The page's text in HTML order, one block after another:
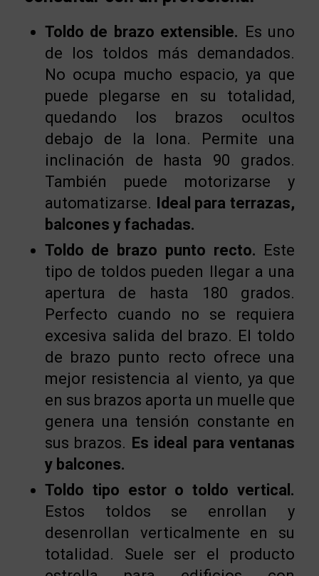
Toldo de brazo extensible. Es uno
de los toldos más demandados.
No ocupa mucho espacio, ya que
puede plegarse en su totalidad,
quedando los brazos ocultos
debajo de la lona. Permite una
inclinación de hasta 90 grados.
También puede motorizarse y
automatizarse. Ideal para terrazas,
balcones y fachadas.
Toldo de brazo punto recto. Este
tipo de toldos pueden llegar a una
apertura de hasta 180 grados.
Perfecto cuando no se requiera
excesiva salida del brazo. El toldo
de brazo punto recto ofrece una
mejor resistencia al viento, ya que
en sus brazos aporta un muelle que
genera una tensión constante en
sus brazos. Es ideal para ventanas
y balcones.
Toldo tipo estor o toldo vertical.
Estos toldos se enrollan y
desenrollan verticalmente en su
totalidad. Suele ser el producto